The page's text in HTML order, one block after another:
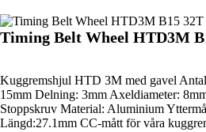
Timing Belt Wheel HTD3M
Kuggremshjul HTD 3M med gavel
15mm Delning: 3mm Axeldiameter:
Stoppskruv Material: Aluminium
Längd:27.1mm CC-mått för våra